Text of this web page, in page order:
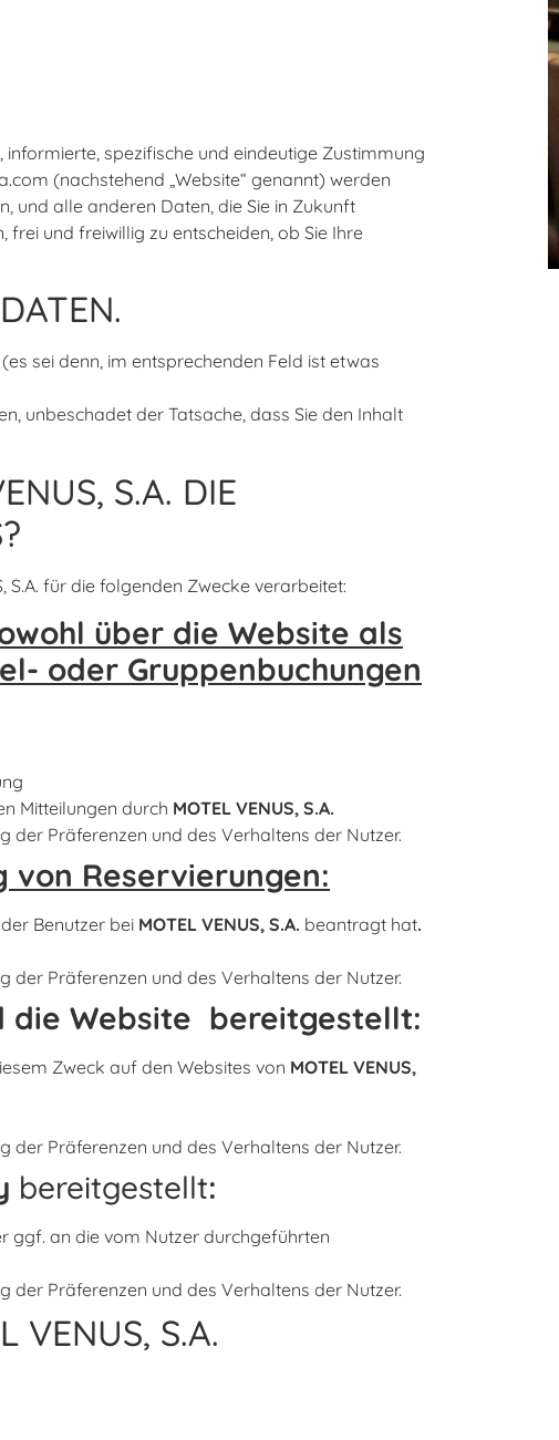
spezifische und eindeutige Zustimmung
(nachstehend „Website“ genannt) werden
und alle anderen Daten, die Sie in Zukunft
und freiwillig zu entscheiden, ob Sie Ihre
sei denn, im entsprechenden Feld ist etwas
unbeschadet der Tatsache, dass Sie den Inhalt
S.A. DIE
für die folgenden Zwecke verarbeitet:
über die Website als
oder Gruppenbuchungen
Mitteilungen durch MOTEL VENUS, S.A.
Präferenzen und des Verhaltens der Nutzer.
von Reservierungen:
Benutzer bei MOTEL VENUS, S.A. beantragt hat.
Präferenzen und des Verhaltens der Nutzer.
die Website bereitgestellt:
Zweck auf den Websites von MOTEL VENUS,
Präferenzen und des Verhaltens der Nutzer.
bereitgestellt:
ggf. an die vom Nutzer durchgeführten
Präferenzen und des Verhaltens der Nutzer.
VENUS, S.A.